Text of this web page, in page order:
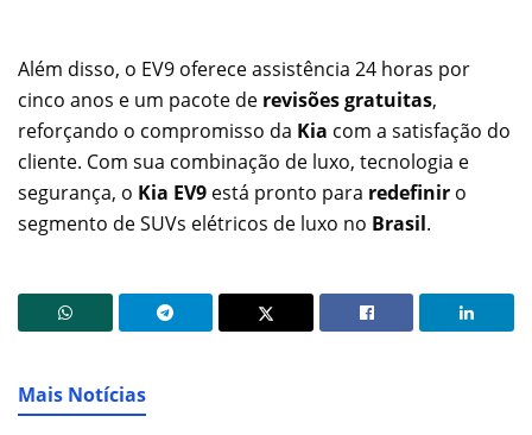
Além disso, o EV9 oferece assistência 24 horas por
cinco anos e um pacote de revisões gratuitas,
reforçando o compromisso da Kia com a satisfação do
cliente. Com sua combinação de luxo, tecnologia e
segurança, o Kia EV9 está pronto para redefinir o
segmento de SUVs elétricos de luxo no Brasil.
Mais Notícias